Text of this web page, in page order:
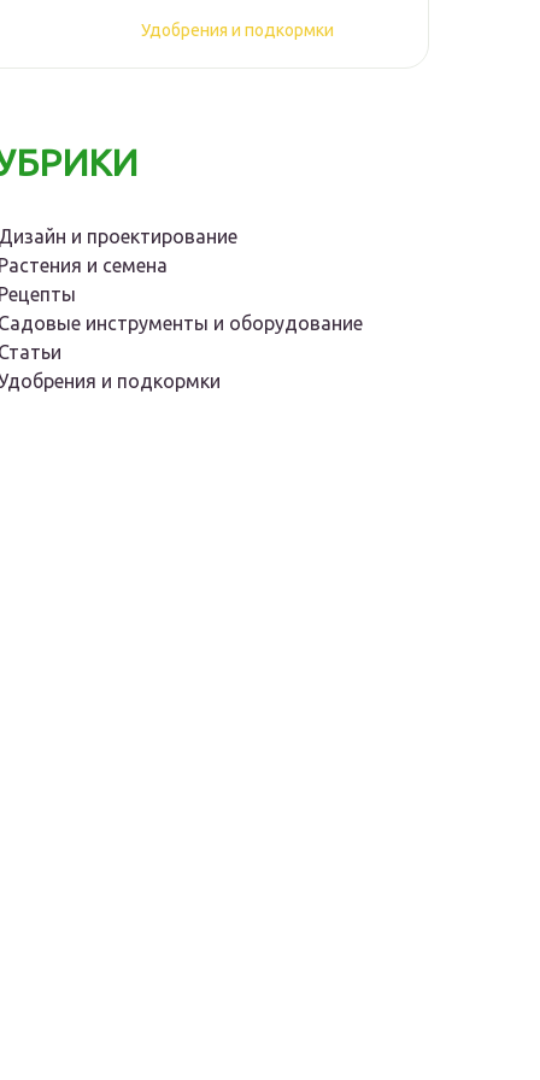
Удобрения и подкормки
и проектирование
и семена
инструменты и оборудование
и подкормки